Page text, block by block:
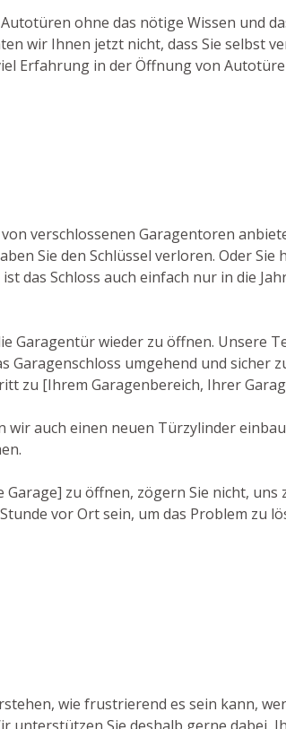
ohne das nötige Wissen und
wir Ihnen jetzt nicht, dass Sie selbst
Erfahrung in der Öffnung von
verschlossenen Garagentoren
Sie den Schlüssel verloren. Oder
das Schloss auch einfach nur in die
Garagentür wieder zu öffnen. Unsere
Garagenschloss umgehend und
zu [Ihrem Garagenbereich, Ihrer
auch einen neuen Türzylinder
zu öffnen, zögern Sie nicht,
vor Ort sein, um das Problem zu
wie frustrierend es sein kann,